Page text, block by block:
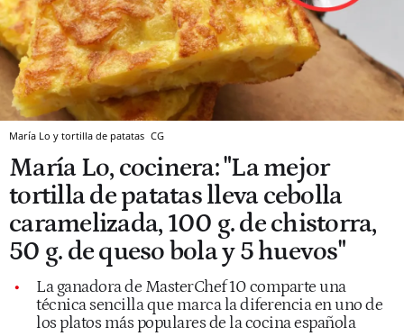
María Lo y tortilla de patatas CG
María Lo, cocinera: "La mejor
tortilla de patatas lleva cebolla
caramelizada, 100 g. de chistorra,
50 g. de queso bola y 5 huevos"
La ganadora de MasterChef 10 comparte una
técnica sencilla que marca la diferencia en uno de
los platos más populares de la cocina española